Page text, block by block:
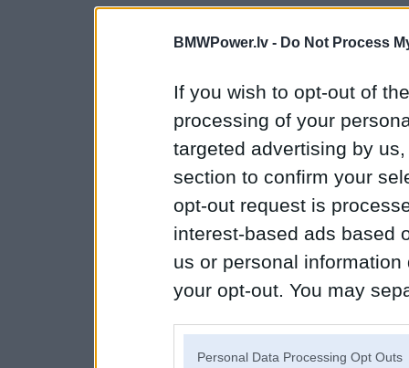
BMWPower.lv - Do Not Process
If you wish to opt-out of
processing of your
targeted advertising by
section to confirm your
opt-out request is
interest-based ads based
us or personal
your opt-out. You may
Personal Data Processing Opt Outs